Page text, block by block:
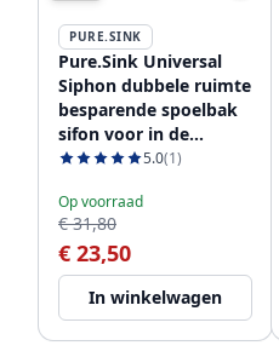
PURE.SINK
Pure.Sink Universal
Siphon dubbele ruimte
besparende spoelbak
sifon voor in de
keuken met 2
aansluitingen WSTDSI-
32
5.0(1)
Op voorraad
€ 31,80
€ 23,50
In winkelwagen